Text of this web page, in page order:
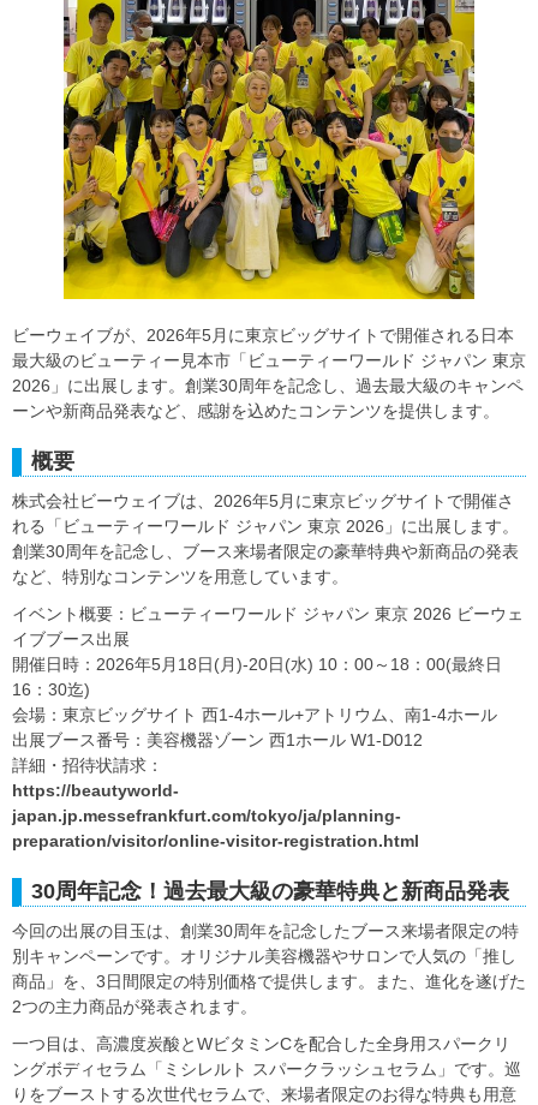
ビーウェイブが、2026年5月に東京ビッグサイトで開催される日本
最大級のビューティー見本市「ビューティーワールド ジャパン 東京
2026」に出展します。創業30周年を記念し、過去最大級のキャンペ
ーンや新商品発表など、感謝を込めたコンテンツを提供します。
概要
株式会社ビーウェイブは、2026年5月に東京ビッグサイトで開催さ
れる「ビューティーワールド ジャパン 東京 2026」に出展します。
創業30周年を記念し、ブース来場者限定の豪華特典や新商品の発表
など、特別なコンテンツを用意しています。
イベント概要：ビューティーワールド ジャパン 東京 2026 ビーウェ
イブブース出展
開催日時：2026年5月18日(月)-20日(水) 10：00～18：00(最終日
16：30迄)
会場：東京ビッグサイト 西1-4ホール+アトリウム、南1-4ホール
出展ブース番号：美容機器ゾーン 西1ホール W1-D012
詳細・招待状請求：
https://beautyworld-
japan.jp.messefrankfurt.com/tokyo/ja/planning-
preparation/visitor/online-visitor-registration.html
30周年記念！過去最大級の豪華特典と新商品発表
今回の出展の目玉は、創業30周年を記念したブース来場者限定の特
別キャンペーンです。オリジナル美容機器やサロンで人気の「推し
商品」を、3日間限定の特別価格で提供します。また、進化を遂げた
2つの主力商品が発表されます。
一つ目は、高濃度炭酸とWビタミンCを配合した全身用スパークリ
ングボディセラム「ミシレルト スパークラッシュセラム」です。巡
りをブーストする次世代セラムで、来場者限定のお得な特典も用意